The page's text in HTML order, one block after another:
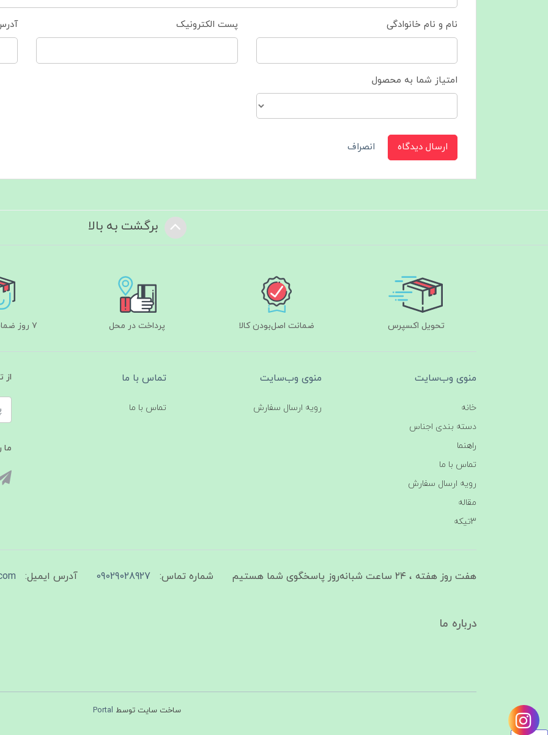
نام و نام خانوادگی پست الکترونیک
امتیاز شما به محصول
ارسال دیدگاه انصراف
برگشت به بالا
تحویل اکسپرس ضمانت اصل‌بودن کالا پرداخت در محل ۷ روز ضمانت بازگشت
منوی وب‌سایت
خانه
دسته بندی اجناس
راهنما
تماس با ما
رویه ارسال سفارش
مقاله
3تیکه
منوی وب‌سایت
رویه ارسال سفارش
تماس با ما
تماس با ما
از
ما
هفت روز هفته ، ۲۴ ساعت شبانه‌روز پاسخگوی شما هستیم شماره تماس: 09029028927 آدرس ایمیل:
درباره ما
ساخت سایت توسط Portal